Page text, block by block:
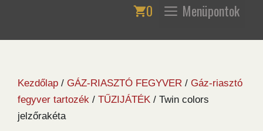
0 Menüpontok
Kezdőlap / GÁZ-RIASZTÓ FEGYVER / Gáz-riasztó
fegyver tartozék / TŰZIJÁTÉK / Twin colors
jelzőrakéta